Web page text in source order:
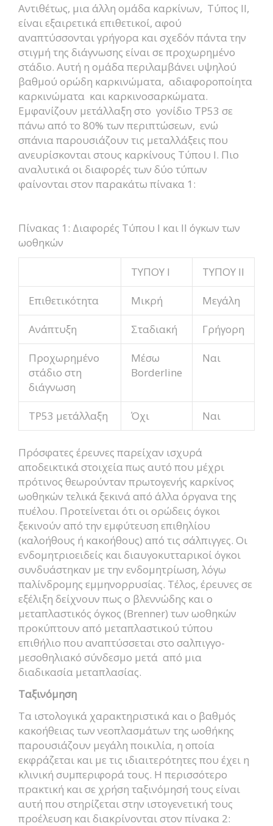
Αντιθέτως, μια άλλη ομάδα καρκίνων, Τύπος II,
είναι εξαιρετικά επιθετικοί, αφού
αναπτύσσονται γρήγορα και σχεδόν πάντα την
στιγμή της διάγνωσης είναι σε προχωρημένο
στάδιο. Αυτή η ομάδα περιλαμβάνει υψηλού
βαθμού ορώδη καρκινώματα, αδιαφοροποίητα
καρκινώματα και καρκινοσαρκώματα.
Εμφανίζουν μετάλλαξη στο γονίδιο ΤP53 σε
πάνω από το 80% των περιπτώσεων, ενώ
σπάνια παρουσιάζουν τις μεταλλάξεις που
ανευρίσκονται στους καρκίνους Τύπου I. Πιο
αναλυτικά οι διαφορές των δύο τύπων
φαίνονται στον παρακάτω πίνακα 1:
Πίνακας 1: Διαφορές Τύπου Ι και ΙΙ όγκων των
ωοθηκών
ΤΥΠΟΥ Ι ΤΥΠΟΥ ΙΙ
Επιθετικότητα Μικρή Μεγάλη
Ανάπτυξη Σταδιακή Γρήγορη
Προχωρημένο
στάδιο στη
διάγνωση
Μέσω
Borderline
Ναι
TP53 μετάλλαξη Όχι Ναι
Πρόσφατες έρευνες παρείχαν ισχυρά
αποδεικτικά στοιχεία πως αυτό που μέχρι
πρότινος θεωρούνταν πρωτογενής καρκίνος
ωοθηκών τελικά ξεκινά από άλλα όργανα της
πυέλου. Προτείνεται ότι οι ορώδεις όγκοι
ξεκινούν από την εμφύτευση επιθηλίου
(καλοήθους ή κακοήθους) από τις σάλπιγγες. Οι
ενδομητριοειδείς και διαυγοκυτταρικοί όγκοι
συνδυάστηκαν με την ενδομητρίωση, λόγω
παλίνδρομης εμμηνορρυσίας. Τέλος, έρευνες σε
εξέλιξη δείχνουν πως ο βλεννώδης και ο
μεταπλαστικός όγκος (Brenner) των ωοθηκών
προκύπτουν από μεταπλαστικού τύπου
επιθήλιο που αναπτύσσεται στο σαλπιγγο-
μεσοθηλιακό σύνδεσμο μετά από μια
διαδικασία μεταπλασίας.
Ταξινόμηση
Τα ιστολογικά χαρακτηριστικά και ο βαθμός
κακοήθειας των νεοπλασμάτων της ωοθήκης
παρουσιάζουν μεγάλη ποικιλία, η οποία
εκφράζεται και με τις ιδιαιτερότητες που έχει η
κλινική συμπεριφορά τους. Η περισσότερο
πρακτική και σε χρήση ταξινόμησή τους είναι
αυτή που στηρίζεται στην ιστογενετική τους
προέλευση και διακρίνονται στον πίνακα 2: